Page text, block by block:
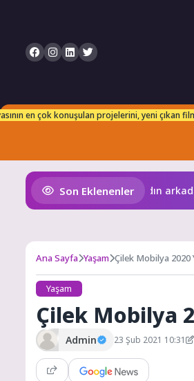
takip edebilirsiniz. Her an taze ve güncel
en çok konuşulan projelerini, yeni çıkan
Son Eklenenler
bırakıyor Kadın
Ana Sayfa Yaşam Çilek Mobilya 2020
Yaşam
Çilek Mobilya
Admin 23 Şub 2021 10:31